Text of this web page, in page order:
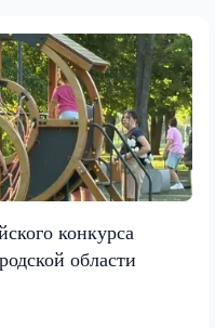
конкурса
области